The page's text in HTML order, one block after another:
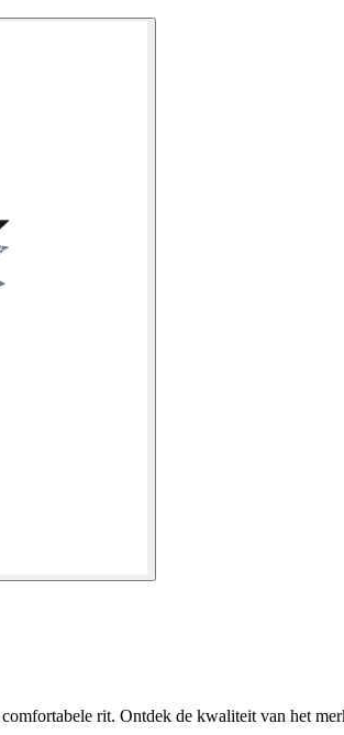
rit. Ontdek de kwaliteit van het